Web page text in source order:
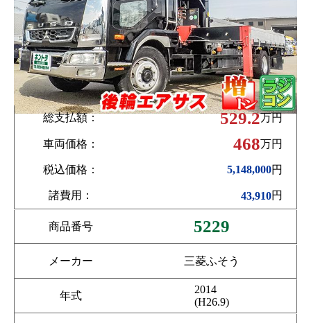
総支払額： 529.2万円
車両価格： 468万円
税込価格： 5,148,000円
諸費用： 43,910円
商品番号 5229
メーカー 三菱ふそう
年式
2014
(H26.9)